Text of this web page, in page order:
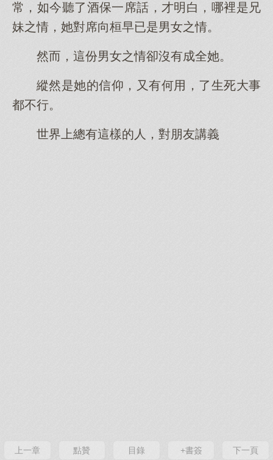
常，如今聽了酒保一席話，才明白，哪裡是兄
妹之情，她對席向桓早已是男女之情。
然而，這份男女之情卻沒有成全她。
縱然是她的信仰，又有何用，了生死大事
都不行。
世界上總有這樣的人，對朋友講義
上一章 點贊 目錄 +書簽 下一頁